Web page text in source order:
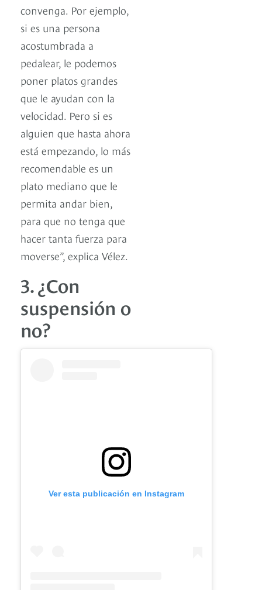
convenga. Por ejemplo,
si es una persona
acostumbrada a
pedalear, le podemos
poner platos grandes
que le ayudan con la
velocidad. Pero si es
alguien que hasta ahora
está empezando, lo más
recomendable es un
plato mediano que le
permita andar bien,
para que no tenga que
hacer tanta fuerza para
moverse”, explica Vélez.
3. ¿Con
suspensión o
no?
Ver esta publicación en Instagram